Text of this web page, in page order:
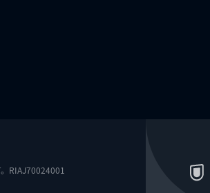
RIAJ70024001